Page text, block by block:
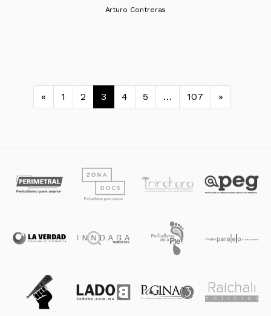
Arturo Contreras
Navegación de entradas
« 1 2 3 4 5 … 107 »